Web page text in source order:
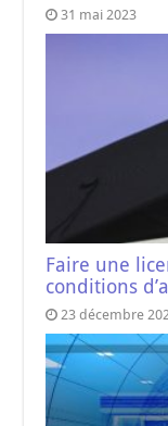
31 mai 2023
Faire une
conditions
23 décembre